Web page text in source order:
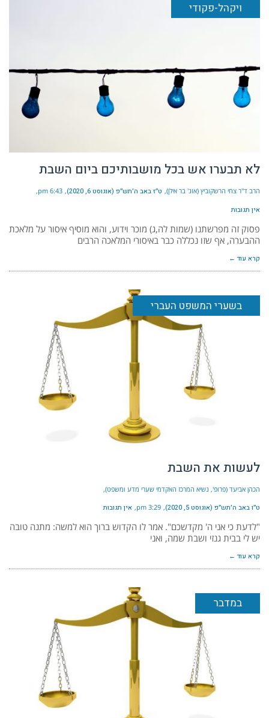
ויקהל-פקודי
לא תבערו אש בכל מושבותיכם ביום השבת
הרב ד"ר צחי הרשקוביץ (אונ' בר אילן) ט״ז באב ה׳תש״פ (אוגוסט 6, 2020) 6:43 pm
אין תגובות
פסוק זה מפרשתנו (שמות לה,ג) מוכר וידוע, והוא מוסיף איסור על מלאכת
ההבערה, אף שזו נכללה כבר באיסורי המלאכה הרבים
קרא עוד ←
בשערי המשפט העברי
לעשות את השבת
הכהן אביעד (פרופ', נשיא המרכז האקדמי שערי מדע ומשפט)
ט״ו באב ה׳תש״פ (אוגוסט 5, 2020) 3:29 pm אין תגובות
"לדעת כי אני ה' מקדשכם". אמר לו הקדוש ברוך הוא למשה: מתנה טובה
יש לי בבית גנזי ושבת שמה, ואני
קרא עוד ←
במדבר